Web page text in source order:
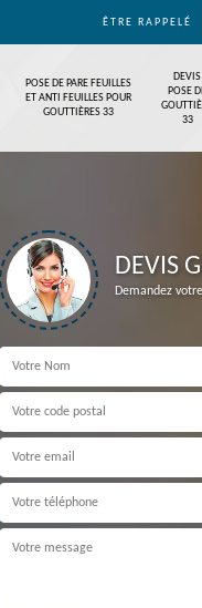
ÊTRE RAPPELÉ
POSE DE PARE FEUILLES
ET ANTI FEUILLES POUR
GOUTTIÈRES 33
DEVIS
POSE
33
DEVIS
Demandez